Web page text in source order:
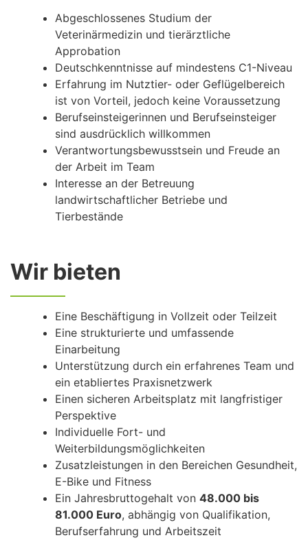
Abgeschlossenes Studium der
Veterinärmedizin und tierärztliche
Approbation
Deutschkenntnisse auf mindestens C1-Niveau
Erfahrung im Nutztier- oder Geflügelbereich
ist von Vorteil, jedoch keine Voraussetzung
Berufseinsteigerinnen und Berufseinsteiger
sind ausdrücklich willkommen
Verantwortungsbewusstsein und Freude an
der Arbeit im Team
Interesse an der Betreuung
landwirtschaftlicher Betriebe und
Tierbestände
Wir bieten
Eine Beschäftigung in Vollzeit oder Teilzeit
Eine strukturierte und umfassende
Einarbeitung
Unterstützung durch ein erfahrenes Team und
ein etabliertes Praxisnetzwerk
Einen sicheren Arbeitsplatz mit langfristiger
Perspektive
Individuelle Fort- und
Weiterbildungsmöglichkeiten
Zusatzleistungen in den Bereichen Gesundheit,
E-Bike und Fitness
Ein Jahresbruttogehalt von 48.000 bis
81.000 Euro, abhängig von Qualifikation,
Berufserfahrung und Arbeitszeit